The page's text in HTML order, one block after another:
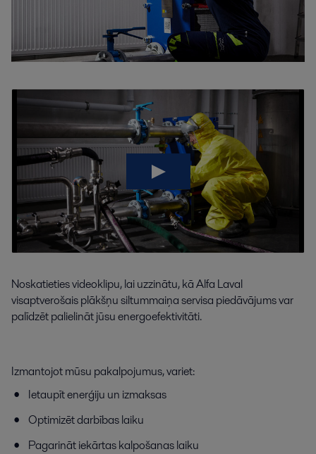
Noskatieties videoklipu, lai uzzinātu, kā Alfa Laval
visaptverošais plākšņu siltummaiņa servisa piedāvājums var
palīdzēt palielināt jūsu energoefektivitāti.
Izmantojot mūsu pakalpojumus, variet:
Ietaupīt enerģiju un izmaksas
Optimizēt darbības laiku
Pagarināt iekārtas kalpošanas laiku